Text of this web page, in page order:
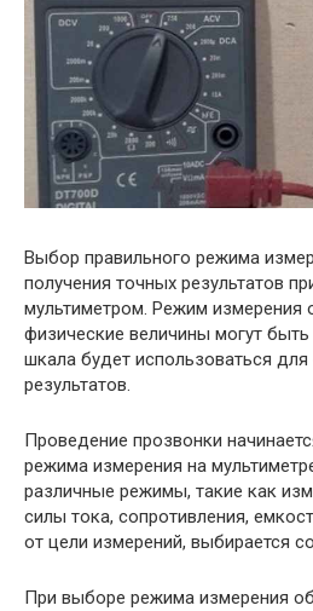
Выбор правильного режима
получения точных результатов
мультиметром. Режим измерения
физические величины могут
шкала будет использоваться
результатов.
Проведение прозвонки
режима измерения на
различные режимы, такие как
силы тока, сопротивления,
от цели измерений, выбирается
При выборе режима измерения